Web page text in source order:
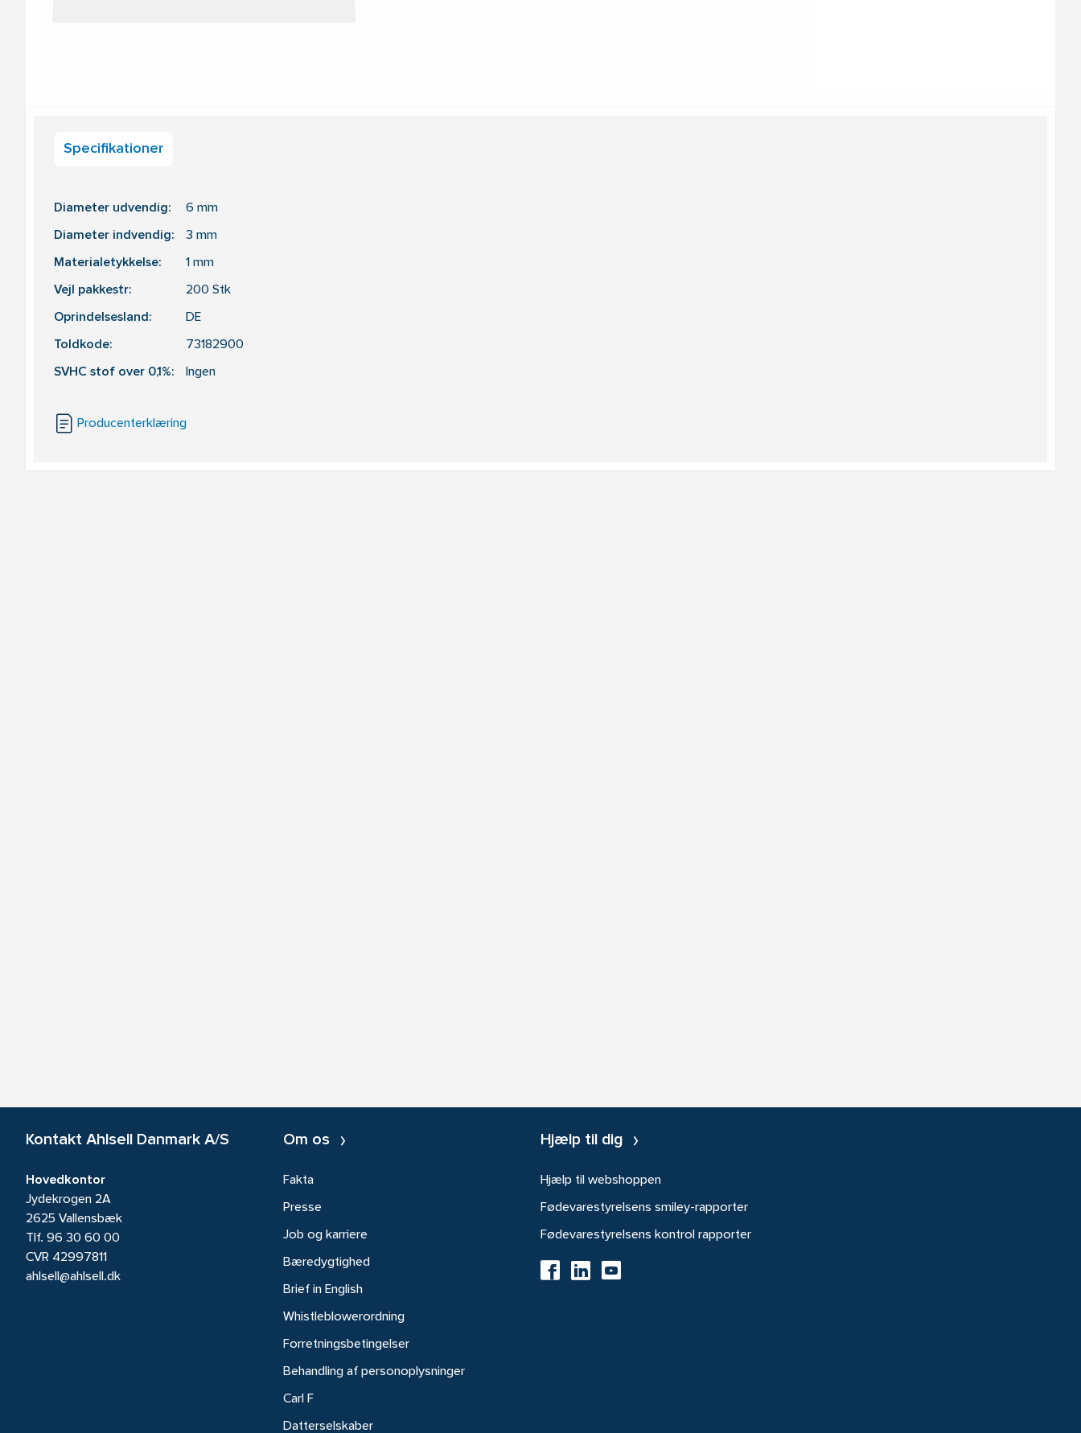
Specifikationer
Diameter udvendig: 6 mm
Diameter indvendig: 3 mm
Materialetykkelse: 1 mm
Vejl pakkestr: 200 Stk
Oprindelsesland: DE
Toldkode: 73182900
SVHC stof over 0,1%: Ingen
Producenterklæring
Kontakt Ahlsell Danmark A/S
Hovedkontor
Jydekrogen 2A
2625 Vallensbæk
Tlf. 96 30 60 00
CVR 42997811
ahlsell@ahlsell.dk
Om os
Fakta
Presse
Job og karriere
Bæredygtighed
Brief in English
Whistleblowerordning
Forretningsbetingelser
Behandling af personoplysninger
Carl F
Datterselskaber
Hjælp til dig
Hjælp til webshoppen
Fødevarestyrelsens smiley-rapporter
Fødevarestyrelsens kontrol rapporter